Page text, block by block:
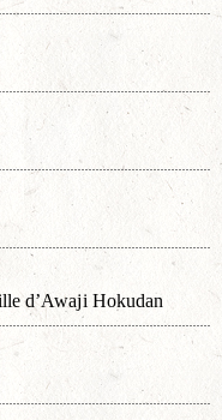
d’Awaji Hokudan